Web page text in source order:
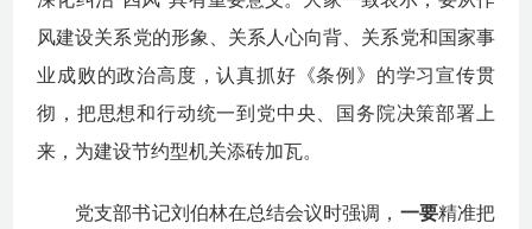
风建设关系党的形象、关系人心向背、关系党和国家事
业成败的政治高度，认真抓好《条例》的学习宣传贯
彻， 把思想和行动统一到党中央、国务院决策部署上
来，为建设节约型机关添砖加瓦。
党支部书记刘伯林在总结会议时强调， 一要精准把